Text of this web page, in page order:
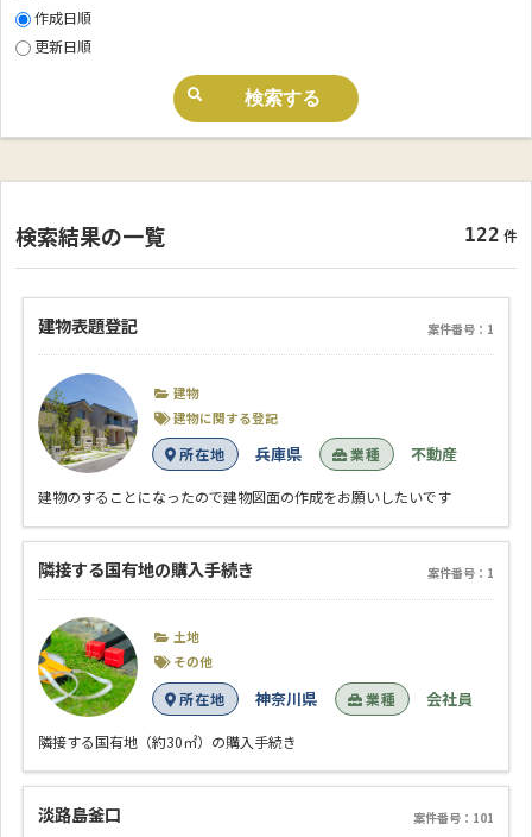
検索結果の一覧 122 件
建物表題登記 案件番号：1
建物
建物に関する登記
所在地 兵庫県 業種 不動産
建物のすることになったので建物図面の作成をお願いしたいです
隣接する国有地の購入手続き 案件番号：1
土地
その他
所在地 神奈川県 業種 会社員
隣接する国有地（約30㎡）の購入手続き
淡路島釜口 案件番号：101
作成日順
更新日順